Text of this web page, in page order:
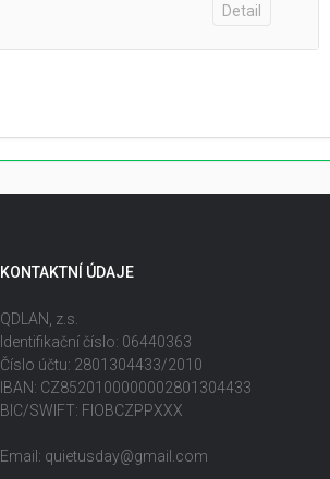
Detail
KONTAKTNÍ ÚDAJE
QDLAN, z.s.
Identifikační číslo: 06440363
Číslo účtu: 2801304433/2010
IBAN: CZ8520100000002801304433
BIC/SWIFT: FIOBCZPPXXX
Email: quietusday@gmail.com